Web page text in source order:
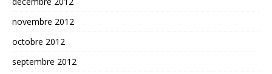
novembre 2012
octobre 2012
septembre 2012